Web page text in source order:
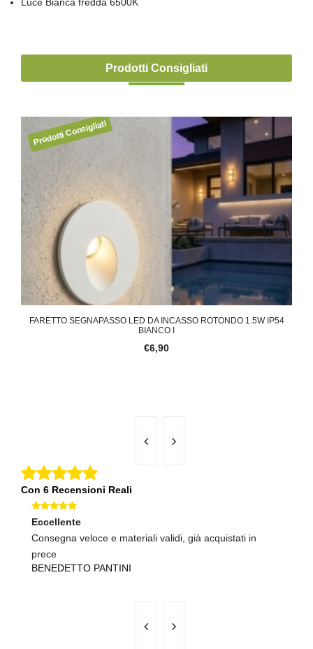
Luce Bianca fredda 6500K
Prodotti Consigliati
FARETTO SEGNAPASSO LED DA INCASSO ROTONDO 1.5W IP54
BIANCO I
€6,90
Con 6 Recensioni Reali
Eccellente
Consegna veloce e materiali validi, già acquistati in
prece
BENEDETTO PANTINI